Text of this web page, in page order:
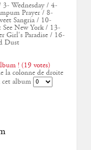
3- Wednesday / 4-
Prayer / 8-
Sangria / 10-
New York / 13-
Girl's Paradise / 16-
Dust
! (19 votes)
la colonne de droite
cet album